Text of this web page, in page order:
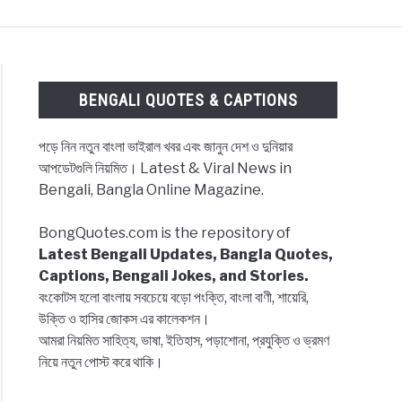
BENGALI QUOTES & CAPTIONS
পড়ে নিন নতুন বাংলা ভাইরাল খবর এবং জানুন দেশ ও দুনিয়ার
আপডেটগুলি নিয়মিত। Latest & Viral News in
Bengali, Bangla Online Magazine.
BongQuotes.com is the repository of
Latest Bengali Updates, Bangla Quotes,
Captions, Bengali Jokes, and Stories.
বংকোটস হলো বাংলায় সবচেয়ে বড়ো পংক্তি, বাংলা বাণী, শায়েরি,
উক্তি ও হাসির জোকস এর কালেকশন।
আমরা নিয়মিত সাহিত্য, ভাষা, ইতিহাস, পড়াশোনা, প্রযুক্তি ও ভ্রমণ
নিয়ে নতুন পোস্ট করে থাকি।